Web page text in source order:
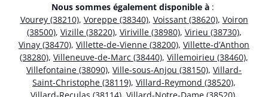
Nous sommes également disponible à :
Vourey (38210), Voreppe (38340), Voissant (38620), Voiron
(38500), Vizille (38220), Viriville (38980), Virieu (38730),
Vinay (38470), Villette-de-Vienne (38200), Villette-d’Anthon
(38280), Villeneuve-de-Marc (38440), Villemoirieu (38460),
Villefontaine (38090), Ville-sous-Anjou (38150), Villard-
Saint-Christophe (38119), Villard-Reymond (38520),